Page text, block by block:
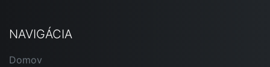
NAVIGÁCIA
Domov